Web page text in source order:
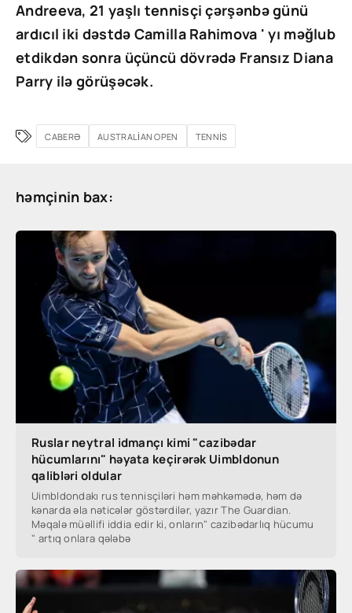
Andreeva, 21 yaşlı tennisçi çərşənbə günü
ardıcıl iki dəstdə Camilla Rahimova ' yı məğlub
etdikdən sonra üçüncü dövrədə Fransız Diana
Parry ilə görüşəcək.
CABERƏ AUSTRALIAN OPEN TENNIS
həmçinin bax:
Ruslar neytral idmançı kimi "cazibədar
hücumlarını" həyata keçirərək Uimbldonun
qalibləri oldular
Uimbldondakı rus tennisçiləri həm məhkəmədə, həm də
kənarda əla nəticələr göstərdilər, yazır The Guardian.
Məqalə müəllifi iddia edir ki, onların" cazibədarlıq hücumu
" artıq onlara qələbə